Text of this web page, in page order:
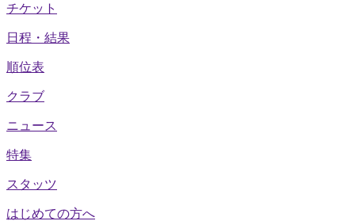
チケット
日程・結果
順位表
クラブ
ニュース
特集
スタッツ
はじめての方へ